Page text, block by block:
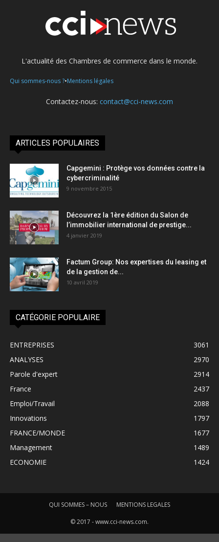
L'actualité des Chambres de commerce dans le monde.
Qui sommes-nous ?•Mentions légales
Contactez-nous: contact@cci-news.com
ARTICLES POPULAIRES
Capgemini : Protège vos données contre la
cybercriminalité
9 novembre 2015
Découvrez la 1ère édition du Salon de
l’immobilier international de prestige...
4 janvier 2019
Factum Group: Nos expertises du leasing et
de la gestion de...
10 avril 2019
CATÉGORIE POPULAIRE
ENTREPRISES
3061
ANALYSES
2970
Parole d'expert
2914
France
2437
Emploi/Travail
2088
Innovations
1797
FRANCE/MONDE
1677
Management
1489
ECONOMIE
1424
QUI SOMMES – NOUS MENTIONS LEGALES
© 2017 - www.cci-news.com.